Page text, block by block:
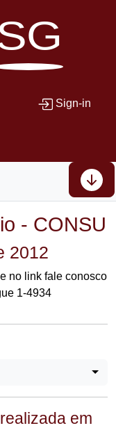
Sign-in
- CONSU
2012
no link fale conosco
1-4934
em